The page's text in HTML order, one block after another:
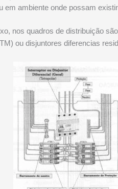
em ambiente onde possam
nos quadros de distribuição
ou disjuntores diferencias